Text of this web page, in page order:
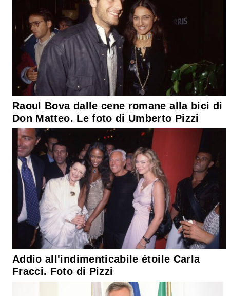
Raoul Bova dalle cene romane alla bici di
Don Matteo. Le foto di Umberto Pizzi
Addio all'indimenticabile étoile Carla
Fracci. Foto di Pizzi